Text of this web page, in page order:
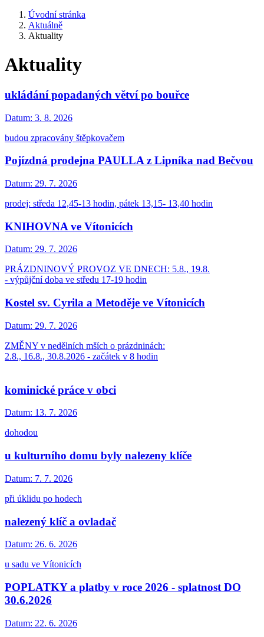
Úvodní stránka
Aktuálně
Aktuality
Aktuality
ukládání popadaných větví po bouřce
Datum: 3. 8. 2026
budou zpracovány štěpkovačem
Pojízdná prodejna PAULLA z Lipníka nad Bečvou
Datum: 29. 7. 2026
prodej: středa 12,45-13 hodin, pátek 13,15- 13,40 hodin
KNIHOVNA ve Vítonicích
Datum: 29. 7. 2026
PRÁZDNINOVÝ PROVOZ VE DNECH: 5.8., 19.8.
- výpůjční doba ve středu 17-19 hodin
Kostel sv. Cyrila a Metoděje ve Vítonicích
Datum: 29. 7. 2026
ZMĚNY v nedělních mších o prázdninách:
2.8., 16.8., 30.8.2026 - začátek v 8 hodin
kominické práce v obci
Datum: 13. 7. 2026
dohodou
u kulturního domu byly nalezeny klíče
Datum: 7. 7. 2026
při úklidu po hodech
nalezený klíč a ovladač
Datum: 26. 6. 2026
u sadu ve Vítonicích
POPLATKY a platby v roce 2026 - splatnost DO
30.6.2026
Datum: 22. 6. 2026